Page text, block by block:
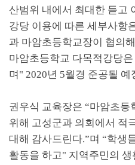
산범위 내에서 최대한 듣고
강당 이용에 따른 세부사항
과 마암초등학교장이 협의
마암초등학교 다목적강당
며 " 2020년 5월경 준공될 예
권우식 교육장은 “마암초등
위해 고성군과 의회에서 적
대해 감사드린다.”며 “학생
활동을 하고" 지역주민의